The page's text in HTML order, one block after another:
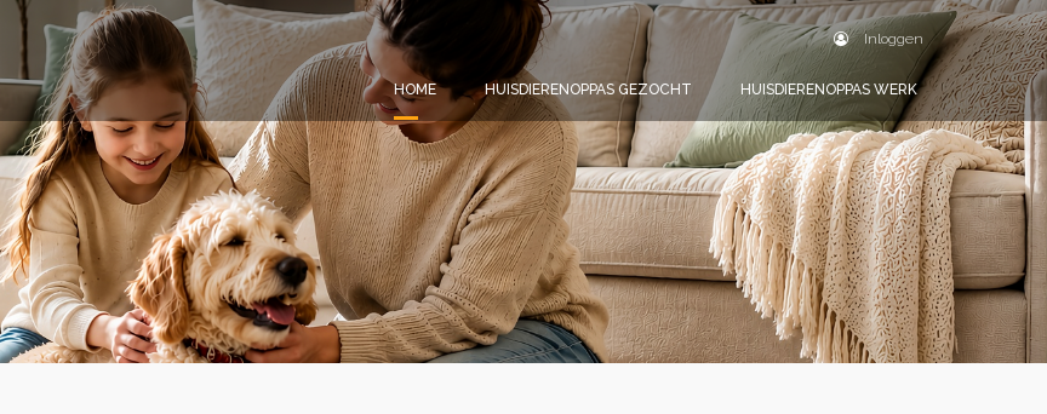
Inloggen
HOME HUISDIERENOPPAS GEZOCHT HUISDIERENOPPAS WERK